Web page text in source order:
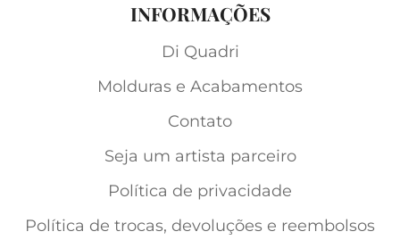
INFORMAÇÕES
Di Quadri
Molduras e Acabamentos
Contato
Seja um artista parceiro
Política de privacidade
Política de trocas, devoluções e reembolsos